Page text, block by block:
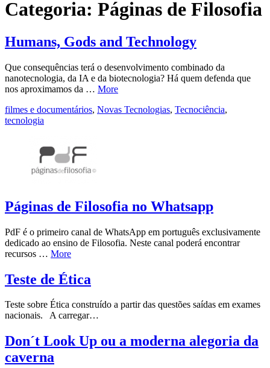
Categoria: Páginas de Filosofia
Humans, Gods and Technology
Que consequências terá o desenvolvimento combinado da
nanotecnologia, da IA e da biotecnologia? Há quem defenda que
nos aproximamos da … More
filmes e documentários, Novas Tecnologias, Tecnociência,
tecnologia
Páginas de Filosofia no Whatsapp
PdF é o primeiro canal de WhatsApp em português exclusivamente
dedicado ao ensino de Filosofia. Neste canal poderá encontrar
recursos … More
Teste de Ética
Teste sobre Ética construído a partir das questões saídas em exames
nacionais. A carregar…
Don´t Look Up ou a moderna alegoria da
caverna